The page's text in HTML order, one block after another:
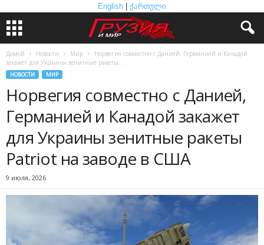
English ქართული
Домой Новости Мир
Норвегия совместно с Данией, Германией и Канадой
закажет для Украины зенитные ракеты...
НОВОСТИ МИР
Норвегия совместно с Данией,
Германией и Канадой закажет
для Украины зенитные ракеты
Patriot на заводе в США
9 июля, 2026